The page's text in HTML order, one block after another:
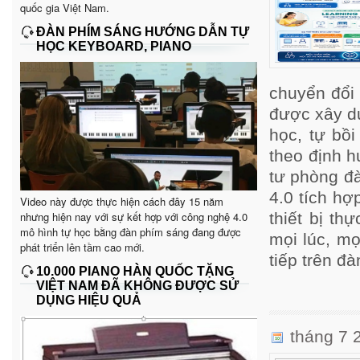
quốc gia Việt Nam.
ĐÀN PHÍM SÁNG HƯỚNG DẪN TỰ
HỌC KEYBOARD, PIANO
Video này được thực hiện cách đây 15 năm
nhưng hiện nay với sự kết hợp với công nghệ 4.0
mô hình tự học bằng đàn phím sáng đang được
phát triển lên tầm cao mới.
10.000 PIANO HÀN QUỐC TẶNG
VIỆT NAM ĐÃ KHÔNG ĐƯỢC SỬ
DỤNG HIỆU QUẢ
chuyển
được xây
học, tự
theo định
tư phòng
4.0 tích
thiết bị
mọi lúc,
tiếp trên
tháng 7